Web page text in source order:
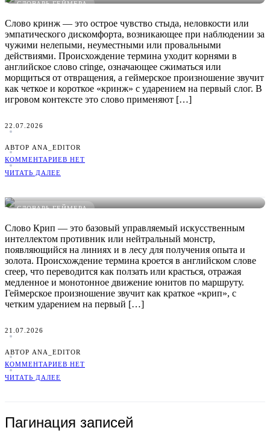
СЛОВАРЬ ГЕЙМЕРА
Слово кринж — это острое чувство стыда, неловкости или
эмпатического дискомфорта, возникающее при наблюдении за
чужими нелепыми, неуместными или провальными
действиями. Происхождение термина уходит корнями в
английское слово cringe, означающее сжиматься или
морщиться от отвращения, а геймерское произношение звучит
как четкое и короткое «кринж» с ударением на первый слог. В
игровом контексте это слово применяют […]
22.07.2026
АВТОР ANA_EDITOR
КОММЕНТАРИЕВ НЕТ
ЧИТАТЬ ДАЛЕЕ
СЛОВАРЬ ГЕЙМЕРА
Слово Крип — это базовый управляемый искусственным
интеллектом противник или нейтральный монстр,
появляющийся на линиях и в лесу для получения опыта и
золота. Происхождение термина кроется в английском слове
creep, что переводится как ползать или красться, отражая
медленное и монотонное движение юнитов по маршруту.
Геймерское произношение звучит как краткое «крип», с
четким ударением на первый […]
21.07.2026
АВТОР ANA_EDITOR
КОММЕНТАРИЕВ НЕТ
ЧИТАТЬ ДАЛЕЕ
Пагинация записей